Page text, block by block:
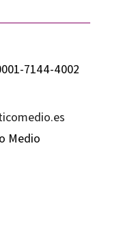
7144-4002
Medio